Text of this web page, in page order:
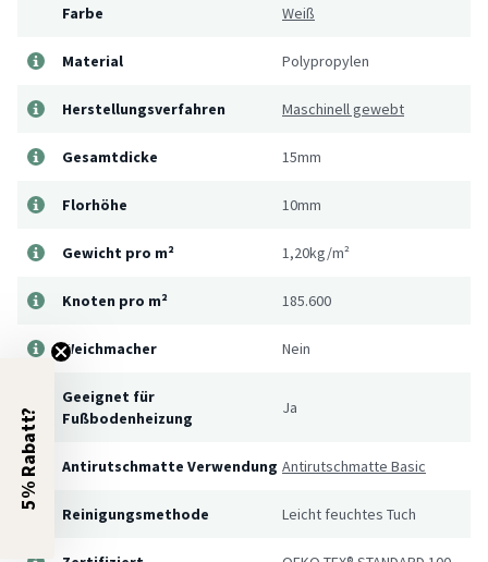
Farbe Weiß
Material Polypropylen
Herstellungsverfahren Maschinell gewebt
Gesamtdicke 15mm
Florhöhe 10mm
Gewicht pro m² 1,20kg/m²
Knoten pro m² 185.600
Weichmacher Nein
Geeignet für
Fußbodenheizung
Ja
Antirutschmatte Verwendung Antirutschmatte Basic
Reinigungsmethode Leicht feuchtes Tuch
5% Rabatt?